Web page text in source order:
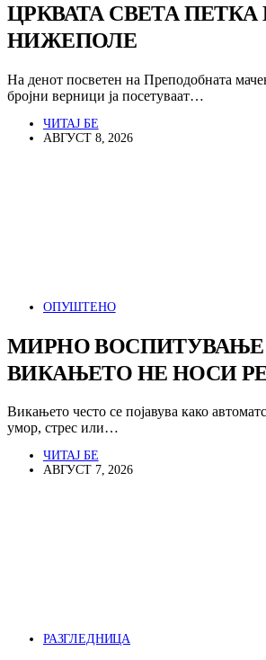
ЦРКВАТА СВЕТА ПЕТКА
НИЖЕПОЛЕ
На денот посветен на Преподобната
бројни верници ја посетуваат…
ЧИТАЈ БЕ
АВГУСТ 8, 2026
ОПУШТЕНО
МИРНО
ВИКАЊЕТО НЕ НОСИ
Викањето често се појавува како
умор, стрес или…
ЧИТАЈ БЕ
АВГУСТ 7, 2026
РАЗГЛЕДНИЦА